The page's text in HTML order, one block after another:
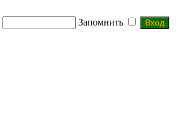
Запомнить